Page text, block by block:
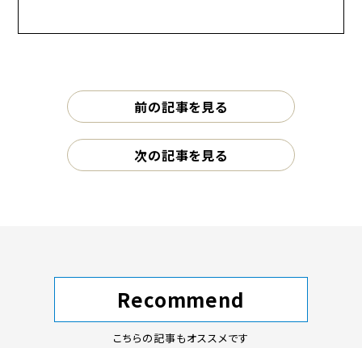
前の記事を見る
次の記事を見る
Recommend
こちらの記事もオススメです